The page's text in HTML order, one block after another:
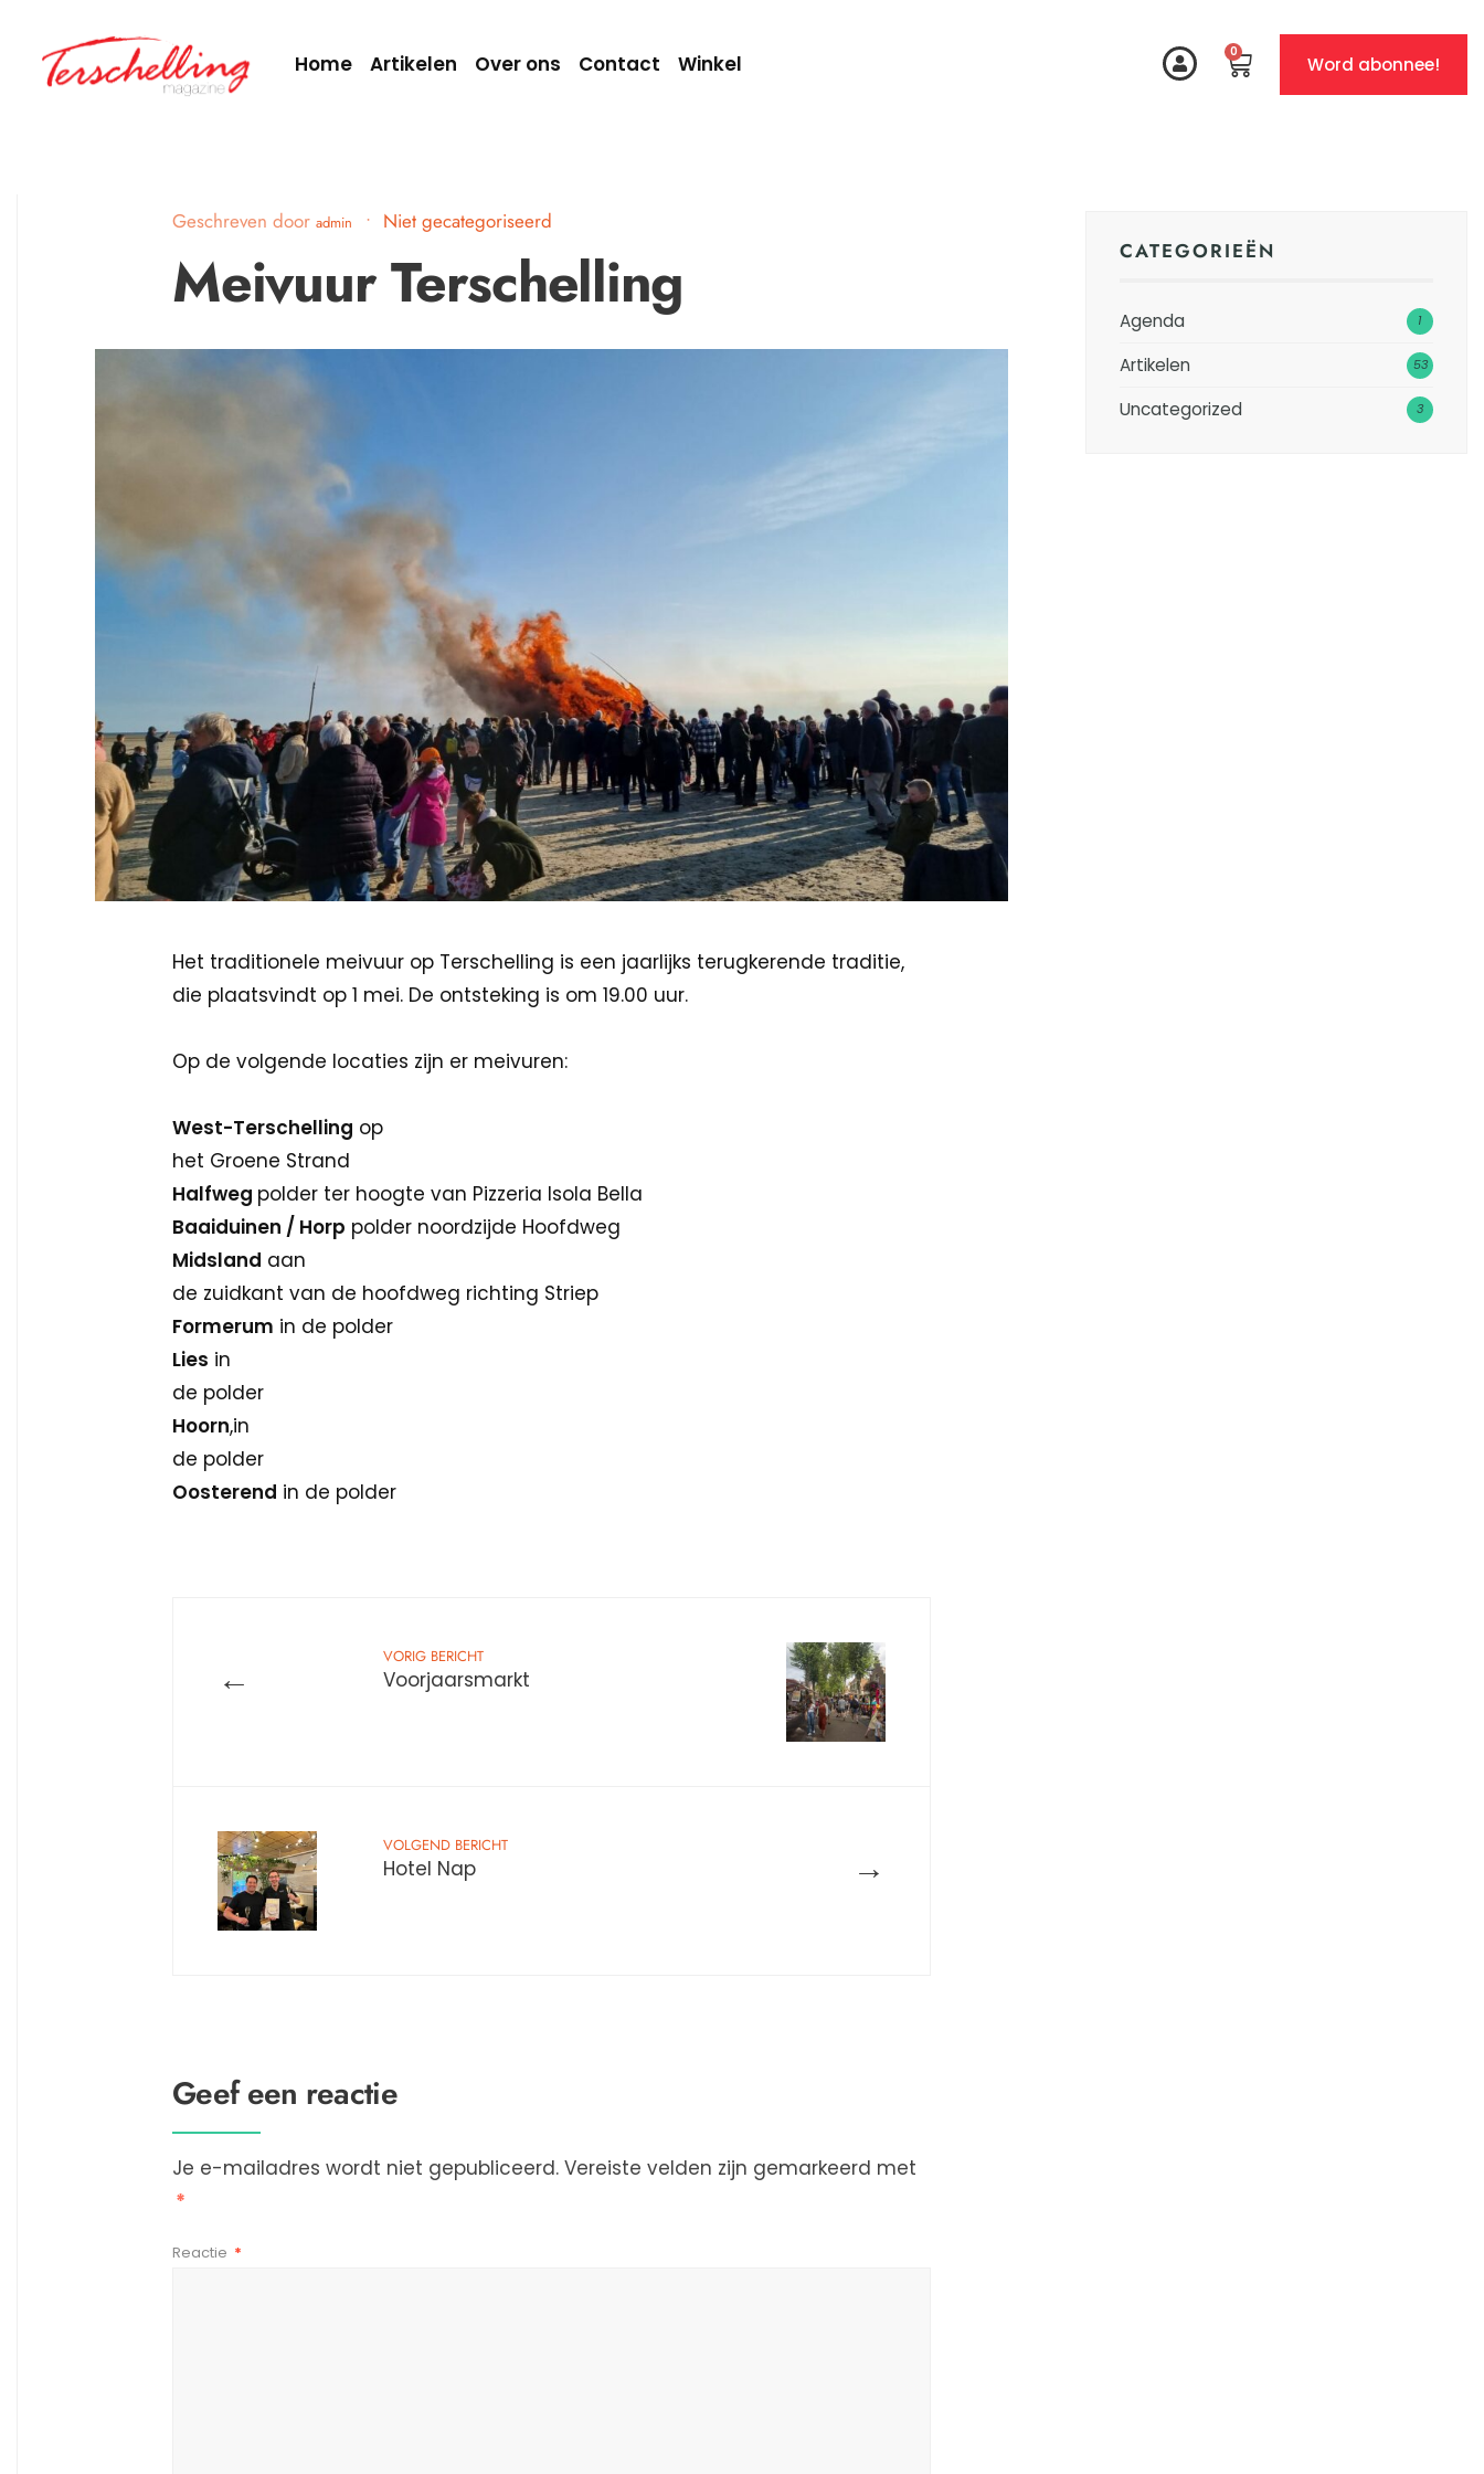
Home Artikelen Over ons Contact Winkel 0
Word abonnee!
Geschreven door admin • Niet gecategoriseerd
Meivuur Terschelling
Het traditionele meivuur op Terschelling is een jaarlijks terugkerende traditie,
die plaatsvindt op 1 mei. De ontsteking is om 19.00 uur.
Op de volgende locaties zijn er meivuren:
West-Terschelling op
het Groene Strand
Halfweg polder ter hoogte van Pizzeria Isola Bella
Baaiduinen / Horp polder noordzijde Hoofdweg
Midsland aan
de zuidkant van de hoofdweg richting Striep
Formerum in de polder
Lies in
de polder
Hoorn,in
de polder
Oosterend in de polder
←
VORIG BERICHT
Voorjaarsmarkt
→
VOLGEND BERICHT
Hotel Nap
Geef een reactie
Je e-mailadres wordt niet gepubliceerd. Vereiste velden zijn gemarkeerd met
*
Reactie *
CATEGORIEËN
Agenda 1
Artikelen 53
Uncategorized 3